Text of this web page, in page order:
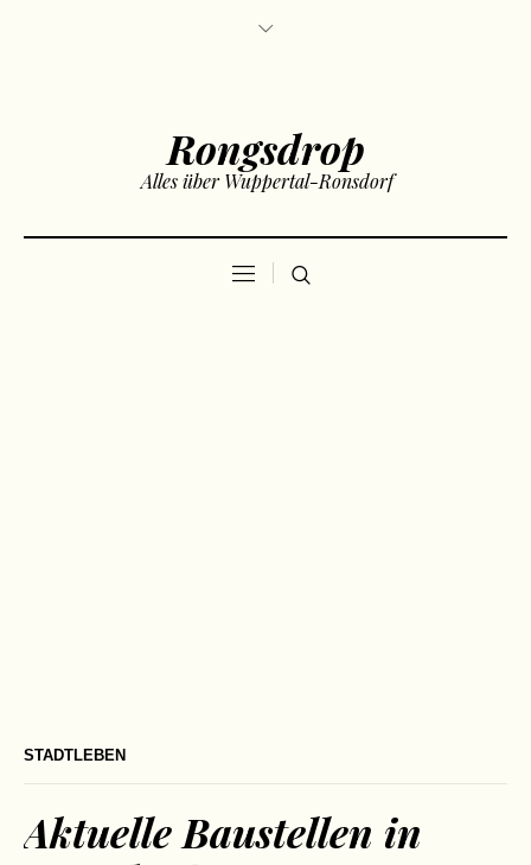
Rongsdrop
Alles über Wuppertal-Ronsdorf
STADTLEBEN
Aktuelle Baustellen in